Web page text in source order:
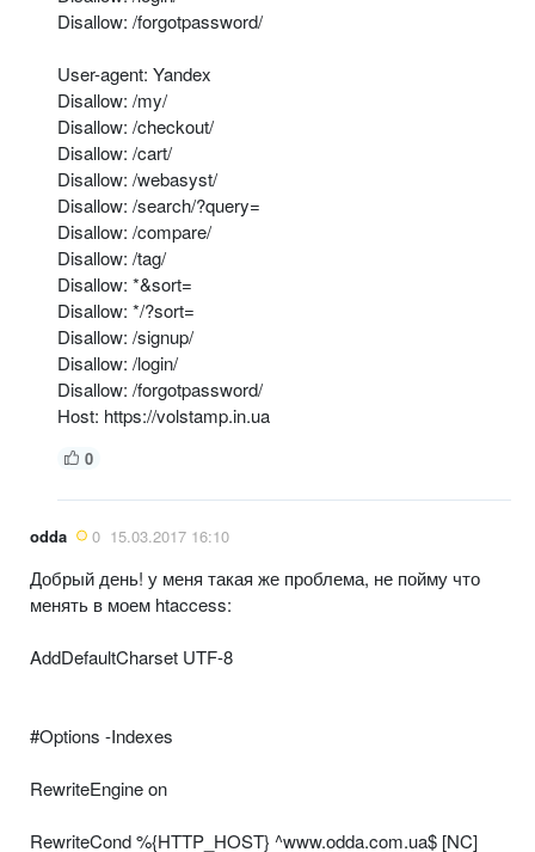
Disallow: /forgotpassword/
User-agent: Yandex
Disallow: /my/
Disallow: /checkout/
Disallow: /cart/
Disallow: /webasyst/
Disallow: /search/?query=
Disallow: /compare/
Disallow: /tag/
Disallow: *&sort=
Disallow: */?sort=
Disallow: /signup/
Disallow: /login/
Disallow: /forgotpassword/
Host: https://volstamp.in.ua
0
odda 0 15.03.2017 16:10
Добрый день! у меня такая же проблема, не пойму что
менять в моем htaccess:
AddDefaultCharset UTF-8
#Options -Indexes
RewriteEngine on
RewriteCond %{HTTP_HOST} ^www.odda.com.ua$ [NC]